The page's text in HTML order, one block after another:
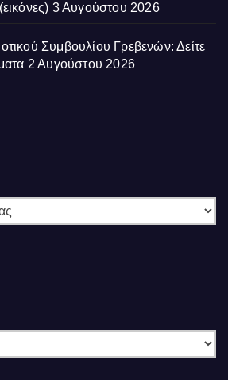
3 Αυγούστου 2026
Συμβουλίου Γρεβενών: Δείτε
2 Αυγούστου 2026